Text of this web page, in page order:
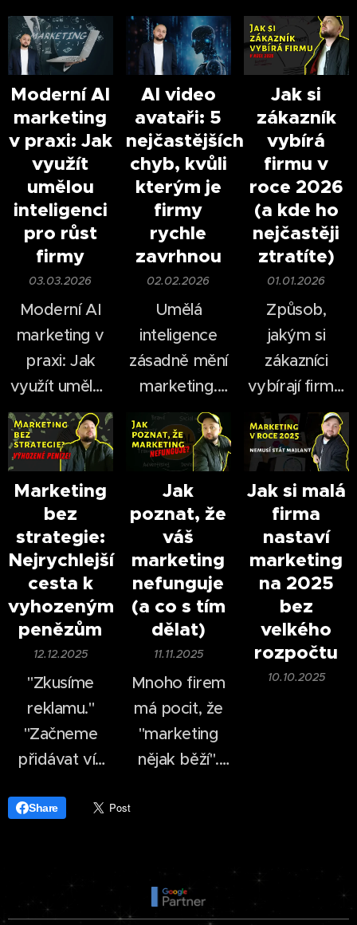
Moderní AI
marketing
v praxi: Jak
využít
umělou
inteligenci
pro růst
firmy
03.03.2026
Moderní AI
marketing v
praxi: Jak
využít umělou
inteligenci pro
růst firmy.
AI video
avataři: 5
nejčastějších
chyb, kvůli
kterým je
firmy
rychle
zavrhnou
02.02.2026
Umělá
inteligence
zásadně mění
marketing.
Ještě před
pár lety bylo
natáčení videí
časově i
finančně
náročné —
dnes dokáže
firma vytvořit
profesionálně
vypadající
desítek minut.
Jak si
zákazník
vybírá
firmu v
roce 2026
(a kde ho
nejčastěji
ztratíte)
01.01.2026
Způsob,
jakým si
zákazníci
vybírají firmy,
se za poslední
roky
dramaticky
změnil.
V roce 2026
užnestačí mít
web, logo a
pár příspěvků
sociálních
sítích.
Marketing
bez
strategie:
Nejrychlejší
cesta k
vyhozeným
penězům
12.12.2025
"Zkusíme
reklamu."
"Začneme
přidávat víc
"Konkurence
musíme být
taky."
Jak
poznat, že
váš
marketing
nefunguje
(a co s tím
dělat)
11.11.2025
Mnoho firem
má pocit, že
"marketing
nějak běží".
publikují, web
občas zapne.
Přesto
Jak si malá
firma
nastaví
marketing
na 2025
bez
velkého
rozpočtu
10.10.2025
Share